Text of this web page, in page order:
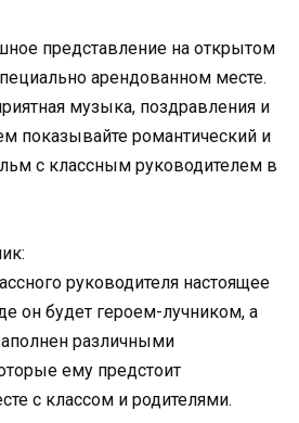
представление на открытом
арендованном месте.
музыка, поздравления и
показывайте романтический и
с классным руководителем в
руководителя настоящее
он будет героем-лучником, а
различными
ему предстоит
с классом и родителями.